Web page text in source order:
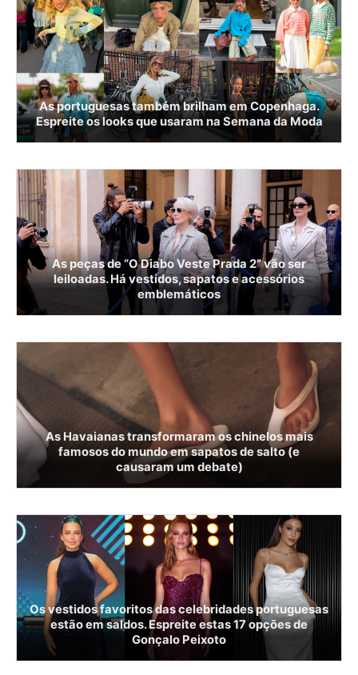
As portuguesas também brilham em Copenhaga.
Espreite os looks que usaram na Semana da Moda
As peças de “O Diabo Veste Prada 2” vão ser
leiloadas. Há vestidos, sapatos e acessórios
emblemáticos
As Havaianas transformaram os chinelos mais
famosos do mundo em sapatos de salto (e
causaram um debate)
Os vestidos favoritos das celebridades portuguesas
estão em saldos. Espreite estas 17 opções de
Gonçalo Peixoto